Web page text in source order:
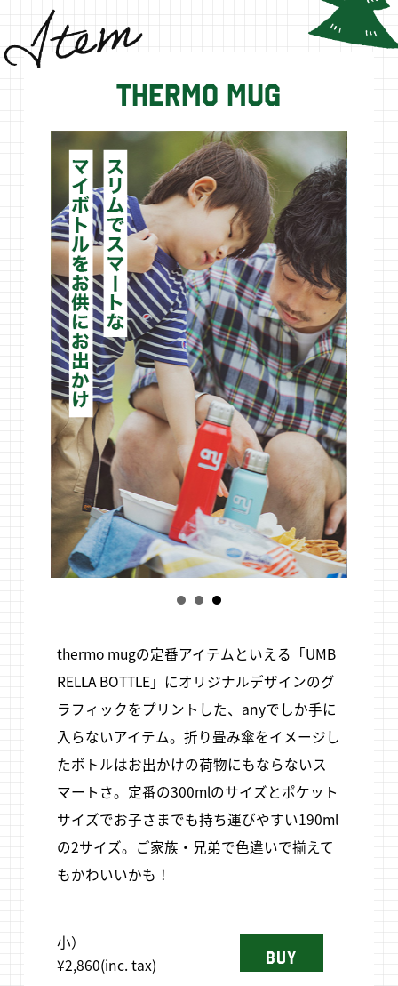
thermo mug
thermo mugの定番アイテムといえる「UMB
RELLA BOTTLE」にオリジナルデザインのグ
ラフィックをプリントした、anyでしか手に
入らないアイテム。折り畳み傘をイメージし
たボトルはお出かけの荷物にもならないス
マートさ。定番の300mlのサイズとポケット
サイズでお子さまでも持ち運びやすい190ml
の2サイズ。ご家族・兄弟で色違いで揃えて
もかわいいかも！
小）
¥2,860(inc. tax)
BUY